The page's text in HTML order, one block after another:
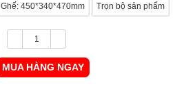
Ghế: 450*340*470mm Trọn bộ sản phẩm
MUA HÀNG NGAY